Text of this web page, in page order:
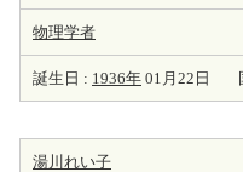
物理学者
誕生日 : 1936年 01月22日
湯川れい子